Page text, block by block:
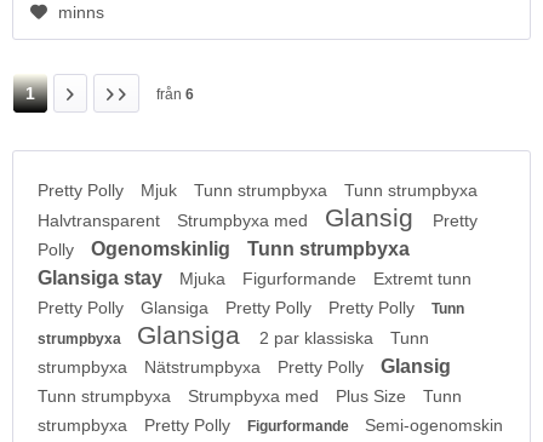
minns
1 från 6
Pretty Polly Mjuk Tunn strumpbyxa
Tunn strumpbyxa
Halvtransparent
Strumpbyxa med Glansig
Pretty
Polly
Ogenomskinlig
Tunn strumpbyxa
Glansiga stay
Mjuka Figurformande
Extremt tunn
Pretty Polly
Glansiga Pretty Polly Pretty Polly
Tunn
strumpbyxa
Glansiga 2 par klassiska
Tunn
strumpbyxa
Nätstrumpbyxa Pretty Polly Glansig
Tunn strumpbyxa Strumpbyxa med Plus Size
Tunn
strumpbyxa
Pretty Polly Figurformande
Semi-ogenomskin